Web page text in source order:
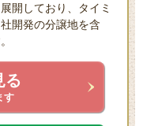
開しており、タイミ
開発の分譲地を含
る
す